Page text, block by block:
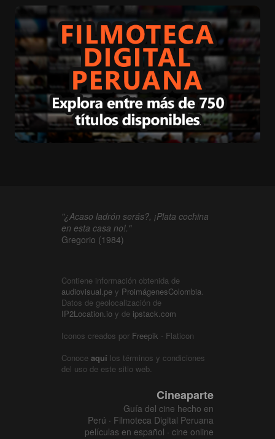
"¿Acaso ladrón serás?, ¡Plata cochina
en esta casa no!."
Gregorio (1984)
Contiene información obtenida de
audiovisual.pe y ProimágenesColombia.
Datos de geolocalización de
IP2Location.io y de ipstack.com
Iconos creados por Freepik - Flaticon
Conoce aquí los términos y condiciones
del uso de este sitio web.
Cineaparte
Guía del cine hecho en
Perú · Filmoteca Digital Peruana
películas en español · cine online